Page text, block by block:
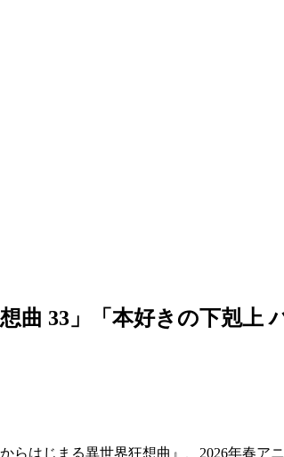
曲 33」「本好きの下剋上
はじまる異世界狂想曲』、2026年春ア